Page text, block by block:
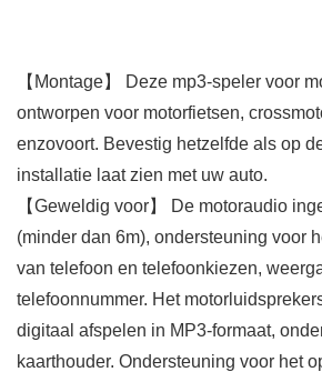
【Montage】 Deze mp3-speler voor
ontworpen voor motorfietsen,
enzovoort. Bevestig hetzelfde als op
installatie laat zien met uw auto.
【Geweldig voor】 De motoraudio
(minder dan 6m), ondersteuning voor
van telefoon en telefoonkiezen,
telefoonnummer. Het
digitaal afspelen in MP3-formaat,
kaarthouder. Ondersteuning voor het